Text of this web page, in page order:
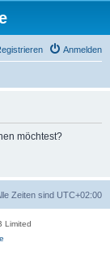
Anmelden
möchtest?
Zeiten sind UTC+02:00
Limited